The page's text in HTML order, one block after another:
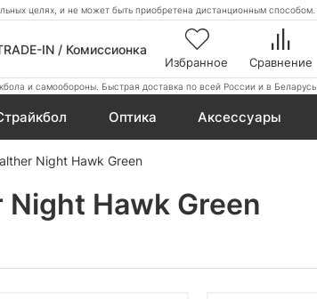
целях, и не может быть приобретена дистанционным способом.
IN / Комиссионка
Избранное Сравнение
и самообороны. Быстрая доставка по всей России и в Беларусь
Оптика Аксессуары
Night Hawk Green
Night Hawk Green